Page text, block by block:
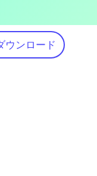
ンロード